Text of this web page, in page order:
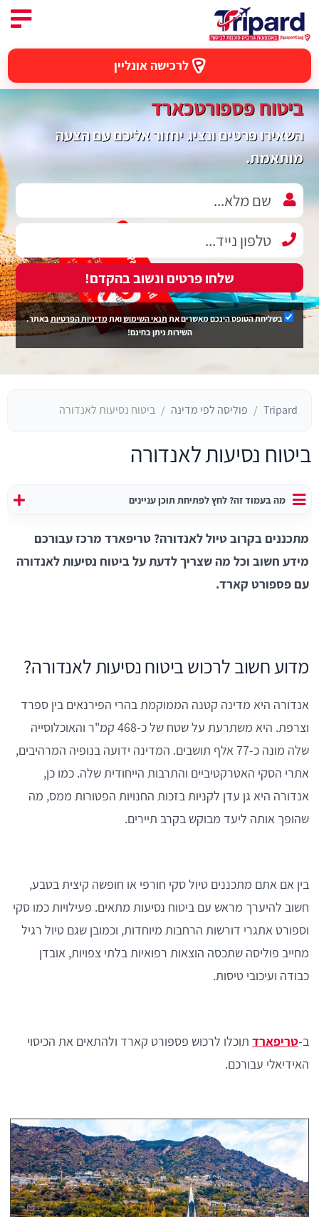
לרכישה אונליין
ביטוח פספורטכארד
השאירו פרטים ונציג יחזור אליכם עם הצעה
מותאמת.
שלחו פרטים ונשוב בהקדם!
בשליחת הטופס הינכם מאשרים אתתנאי השימושואתמדיניות הפרטיותבאתר.
השירות ניתן בחינם!
Tripard פוליסה לפי מדינה ביטוח נסיעות לאנדורה
ביטוח נסיעות לאנדורה
מה בעמוד זה? לחץ לפתיחת תוכן עניינים
מתכננים בקרוב טיול לאנדורה? טריפארד מרכז עבורכם
מידע חשוב וכל מה שצריך לדעת על ביטוח נסיעות לאנדורה
עם פספורט קארד.
מדוע חשוב לרכוש ביטוח נסיעות לאנדורה?
אנדורה היא מדינה קטנה הממוקמת בהרי הפירנאים בין ספרד
וצרפת. היא משתרעת על שטח של כ-468 קמ"ר והאוכלוסייה
שלה מונה כ-77 אלף תושבים. המדינה ידועה בנופיה המרהיבים,
אתרי הסקי האטרקטיביים והתרבות הייחודית שלה. כמו כן,
אנדורה היא גן עדן לקניות בזכות החנויות הפטורות ממס, מה
שהופך אותה ליעד מבוקש בקרב תיירים.
בין אם אתם מתכננים טיול סקי חורפי או חופשה קיצית בטבע,
חשוב להיערך מראש עם ביטוח נסיעות מתאים. פעילויות כמו סקי
וספורט אתגרי דורשות הרחבות מיוחדות, וכמובן שגם טיול רגיל
מחייב פוליסה שתכסה הוצאות רפואיות בלתי צפויות, אובדן
כבודה ועיכובי טיסות.
ב-טריפארד תוכלו לרכוש פספורט קארד ולהתאים את הכיסוי
האידיאלי עבורכם.